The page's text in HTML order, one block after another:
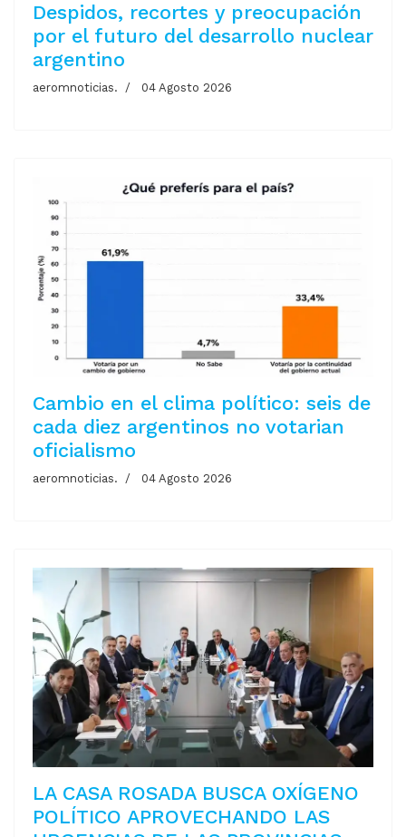
Despidos, recortes y preocupación
por el futuro del desarrollo nuclear
argentino
aeromnoticias. 04 Agosto 2026
Cambio en el clima político: seis de
cada diez argentinos no votarian
oficialismo
aeromnoticias. 04 Agosto 2026
LA CASA ROSADA BUSCA OXÍGENO
POLÍTICO APROVECHANDO LAS